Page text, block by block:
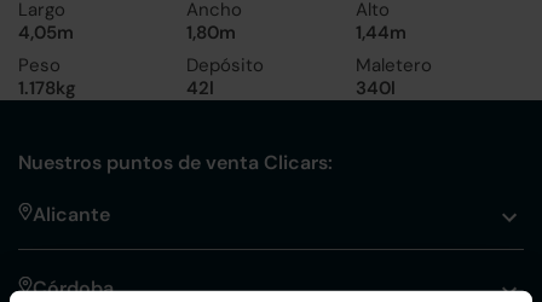
Largo
4,05m
Ancho
1,80m
Alto
1,44m
Peso
1.178kg
Depósito
42l
Maletero
340l
Nuestros puntos de venta Clicars:
Alicante
Córdoba